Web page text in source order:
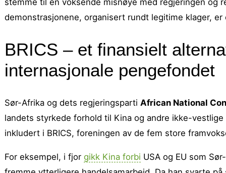
demonstrasjonene, organisert rundt legitime klager,
BRICS – et finansielt
internasjonale pengefondet
Sør-Afrika og dets regjeringsparti African National
landets styrkede forhold til Kina og andre ikke-
inkludert i BRICS, foreningen av de fem store
For eksempel, i fjor gikk Kina forbi USA og EU som